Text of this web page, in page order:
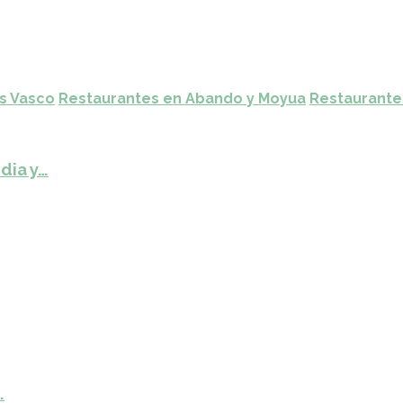
Vasco Restaurantes en Abando y Moyua
y…